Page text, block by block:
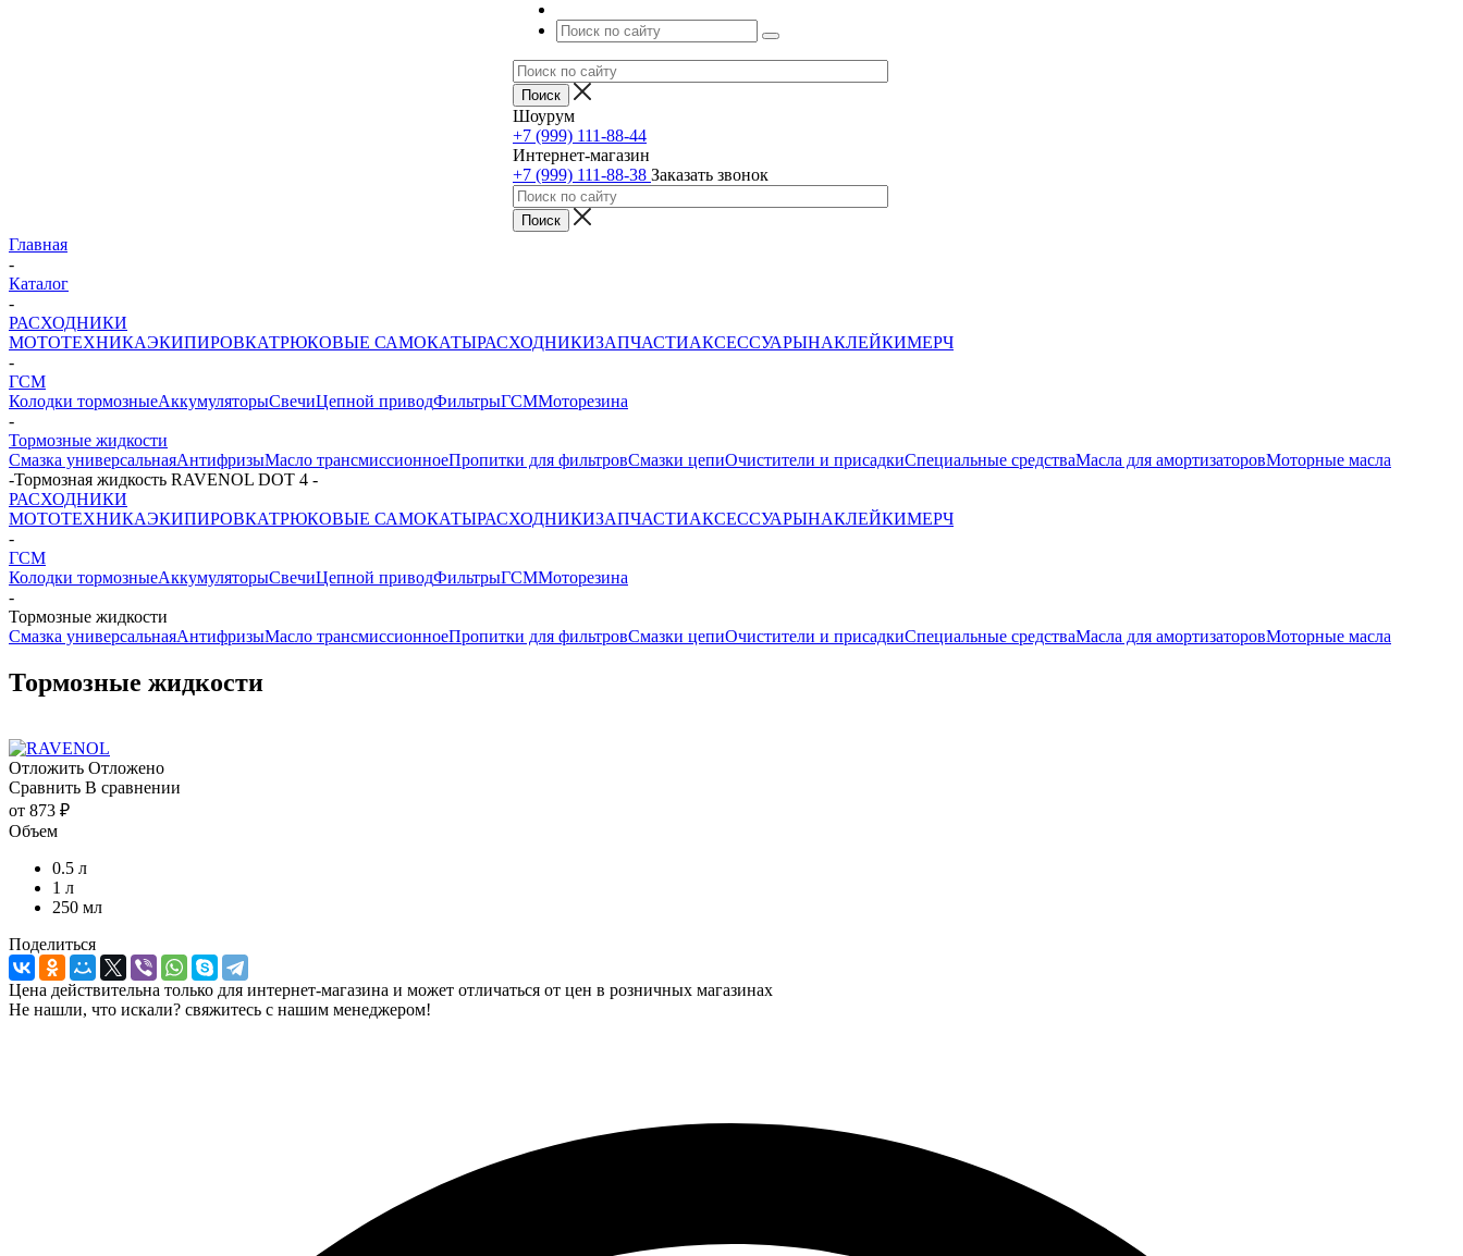
Шоурум
+7 (999) 111-88-44
Интернет-магазин
+7 (999) 111-88-38 Заказать звонок
Главная
-
Каталог
-
РАСХОДНИКИ
МОТОТЕХНИКАЭКИПИРОВКАТРЮКОВЫЕ САМОКАТЫРАСХОДНИКИЗАПЧАСТИАКСЕССУАРЫНАКЛЕЙКИМЕРЧ
-
ГСМ
Колодки тормозныеАккумуляторыСвечиЦепной приводФильтрыГСММоторезина
-
Тормозные жидкости
Смазка универсальнаяАнтифризыМасло трансмиссионноеПропитки для фильтровСмазки цепиОчистители и присадкиСпециальные средстваМасла для амортизаторовМоторные масла
-Тормозная жидкость RAVENOL DOT 4 -
РАСХОДНИКИ
МОТОТЕХНИКАЭКИПИРОВКАТРЮКОВЫЕ САМОКАТЫРАСХОДНИКИЗАПЧАСТИАКСЕССУАРЫНАКЛЕЙКИМЕРЧ
-
ГСМ
Колодки тормозныеАккумуляторыСвечиЦепной приводФильтрыГСММоторезина
-
Тормозные жидкости
Смазка универсальнаяАнтифризыМасло трансмиссионноеПропитки для фильтровСмазки цепиОчистители и присадкиСпециальные средстваМасла для амортизаторовМоторные масла
Тормозные жидкости
Отложить Отложено
Сравнить В сравнении
от 873 ₽
Объем
0.5 л
1 л
250 мл
Поделиться
Цена действительна только для интернет-магазина и может отличаться от цен в розничных магазинах
Не нашли, что искали? свяжитесь с нашим менеджером!